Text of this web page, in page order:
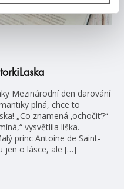
Mezinárodní den darování
plná, chce to
„Co znamená ‚ochočit‘?“
vysvětlila liška.
princ Antoine de Saint-
jen o lásce, ale […]